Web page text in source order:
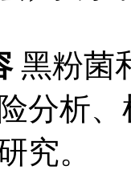
黑粉菌
分析
究。